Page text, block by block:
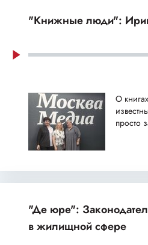
"Книжные люди":
О
просто
"Де юре":
в жилищной сфере